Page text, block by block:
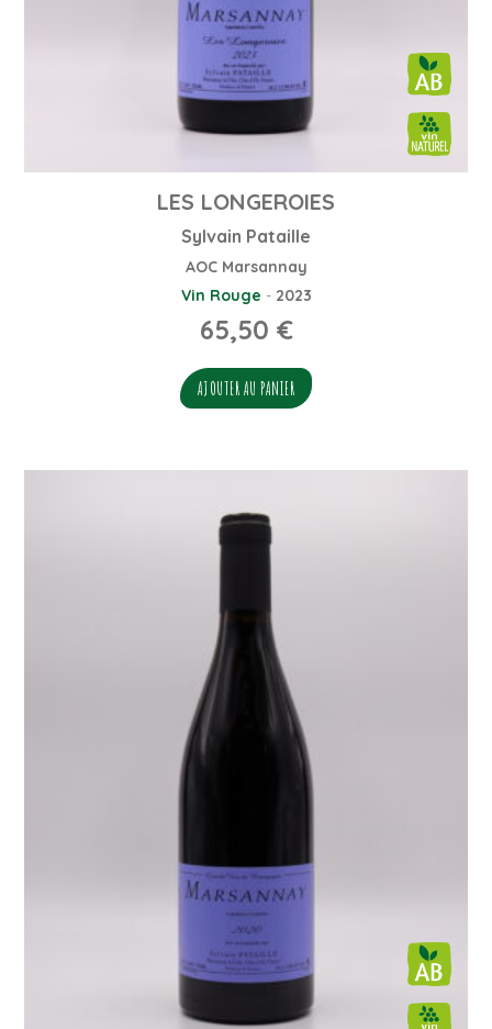
LES LONGEROIES
Sylvain Pataille
AOC Marsannay
Vin Rouge - 2023
65,50 €
AJOUTER AU PANIER